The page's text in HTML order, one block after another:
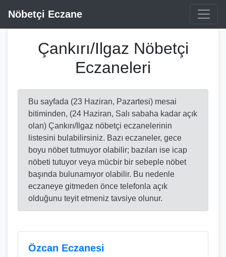
Nöbetçi Eczane
Çankırı/Ilgaz Nöbetçi
Eczaneleri
Bu sayfada (23 Haziran, Pazartesi) mesai
bitiminden, (24 Haziran, Salı sabaha kadar açık
olan) Çankırı/Ilgaz nöbetçi eczanelerinin
listesini bulabilirsiniz. Bazı eczaneler, gece
boyu nöbet tutmuyor olabilir; bazıları ise icap
nöbeti tutuyor veya mücbir bir sebeple nöbet
başında bulunamıyor olabilir. Bu nedenle
eczaneye gitmeden önce telefonla açık
olduğunu teyit etmeniz tavsiye olunur.
Özcan Eczanesi